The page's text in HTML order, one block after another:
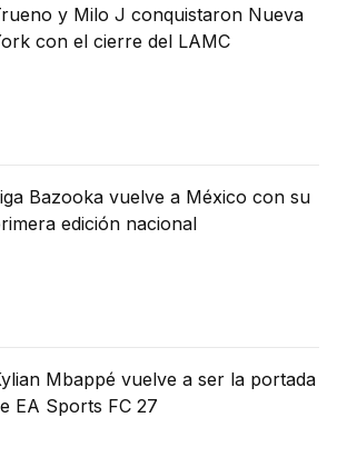
y Milo J conquistaron Nueva
con el cierre del LAMC
Bazooka vuelve a México con su
edición nacional
Mbappé vuelve a ser la portada
EA Sports FC 27